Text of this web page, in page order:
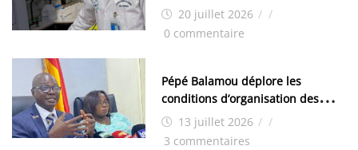
de Kamsar des techniciens
chimistes (H/F)
20 juillet 2026 / /
0 commentaire
Pépé Balamou déplore les
conditions d’organisation des
examens nationaux : « Si ce sont
les élections, on trouve tous les
13 juillet 2026 / /
3 commentaires